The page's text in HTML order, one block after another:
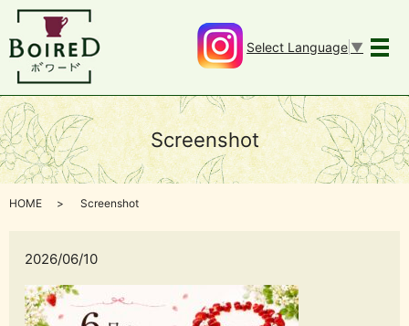
メ
Select Language ▼
Screenshot
HOME Screenshot
2026/06/10